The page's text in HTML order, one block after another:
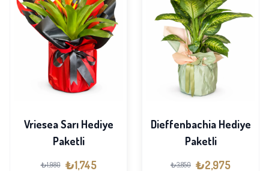
Vriesea Sarı Hediye
Paketli
₺1,980 ₺1,745
Dieffenbachia Hediye
Paketli
₺3,850 ₺2,975